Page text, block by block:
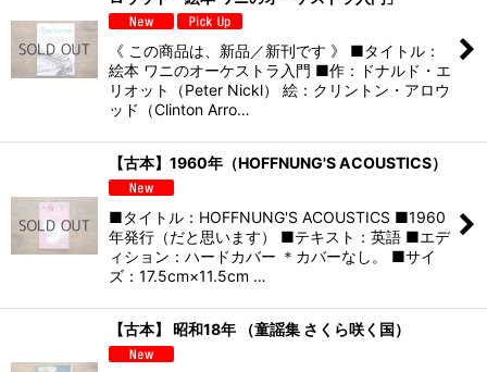
《 この商品は、新品／新刊です 》 ■タイトル：
絵本 ワニのオーケストラ入門 ■作：ドナルド・エ
リオット（Peter Nickl） 絵：クリントン・アロウ
ッド（Clinton Arro…
【古本】1960年（HOFFNUNG'S ACOUSTICS）
■タイトル：HOFFNUNG'S ACOUSTICS ■1960
年発行（だと思います） ■テキスト：英語 ■エデ
ィション：ハードカバー ＊カバーなし。 ■サイ
ズ：17.5cm×11.5cm …
【古本】 昭和18年 （童謡集 さくら咲く国）